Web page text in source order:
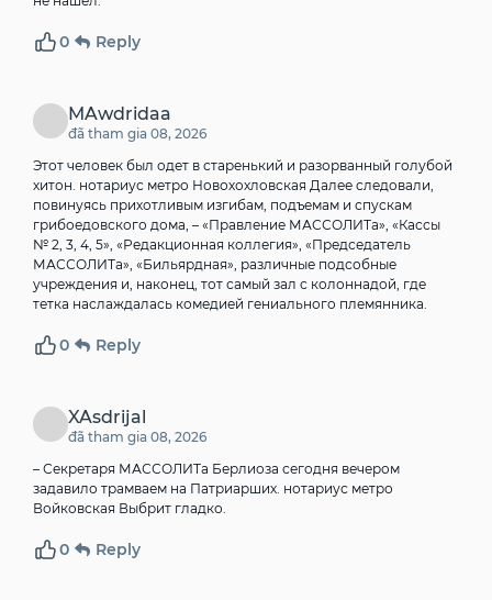
0 Reply
MAwdridaa
đã tham gia 08, 2026
Этот человек был одет в старенький и разорванный голубой
хитон. нотариус метро Новохохловская Далее следовали,
повинуясь прихотливым изгибам, подъемам и спускам
грибоедовского дома, – «Правление МАССОЛИТа», «Кассы
№ 2, 3, 4, 5», «Редакционная коллегия», «Председатель
МАССОЛИТа», «Бильярдная», различные подсобные
учреждения и, наконец, тот самый зал с колоннадой, где
тетка наслаждалась комедией гениального племянника.
0 Reply
XAsdrijal
đã tham gia 08, 2026
– Секретаря МАССОЛИТа Берлиоза сегодня вечером
задавило трамваем на Патриарших. нотариус метро
Войковская Выбрит гладко.
0 Reply